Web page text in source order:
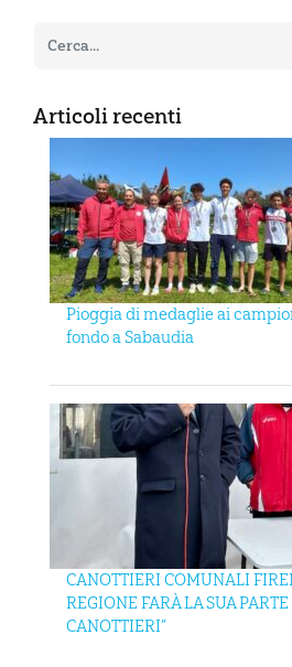
Articoli recenti
Pioggia di medaglie ai
fondo a Sabaudia
CANOTTIERI COMUNALI
REGIONE FARÀ LA SUA
CANOTTIERI”